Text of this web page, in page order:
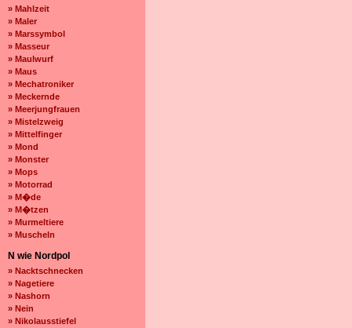
» Mahlzeit
» Maler
» Marssymbol
» Masseur
» Maulwurf
» Maus
» Mechatroniker
» Meckernde
» Meerjungfrauen
» Mistelzweig
» Mittelfinger
» Mond
» Monster
» Mops
» Motorrad
» M�de
» M�tzen
» Murmeltiere
» Muscheln
N wie Nordpol
» Nacktschnecken
» Nagetiere
» Nashorn
» Nein
» Nikolausstiefel